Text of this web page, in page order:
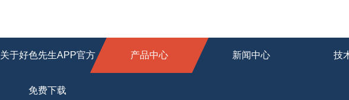
关于好色先生APP官方
免费下载
产品中心 新闻中心 技